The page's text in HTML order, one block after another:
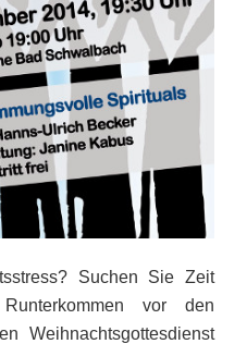
Suchen Sie Zeit
vor den
Weihnachtsgottesdienst